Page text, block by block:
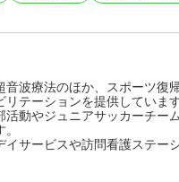
音波療法のほか、スポーツ復
リテーションを提供していま
活動やジュニアサッカーチー
イサービスや訪問看護ステー